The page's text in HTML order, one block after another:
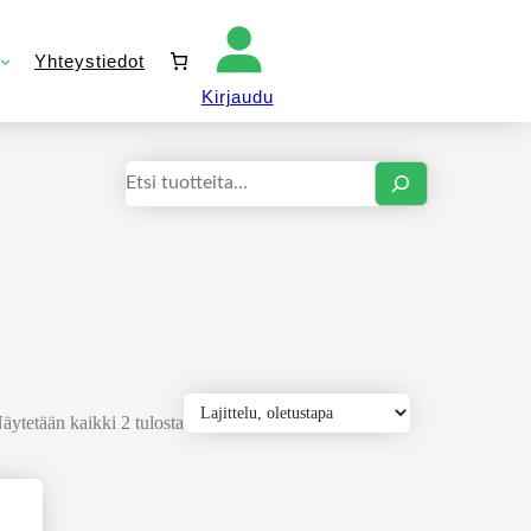
Yhteystiedot
Kirjaudu
Haku
kaikki 2 tulosta